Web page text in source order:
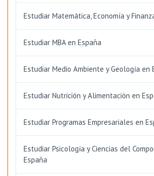
Estudiar Matemática, Economía y
Estudiar MBA en España
Estudiar Medio Ambiente y Geología en
Estudiar Nutrición y Alimentación en
Estudiar Programas Empresariales en
Estudiar Psicología y Ciencias del
España